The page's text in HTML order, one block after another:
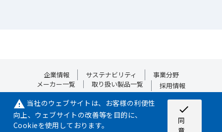
企業情報 サステナビリティ
事業分野
メーカー一覧
取り扱い製品一覧 採用情報
サイトマップ プライバシーポリシー Cookieポリシー
warning 当社のウェブサイトは、お客様の利便性
向上、ウェブサイトの改善等を目的に、
Cookieを使用しております。
check
同